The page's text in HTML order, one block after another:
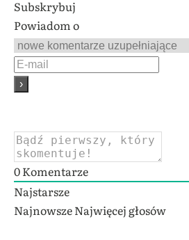
Subskrybuj
Powiadom o
0Komentarze
Najstarsze
NajnowszeNajwięcej głosów